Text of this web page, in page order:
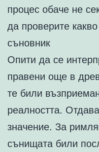
процес обаче не
да проверите
съновник
Опити да се
правени още в
те били
реалността.
значение. За
сънищата били